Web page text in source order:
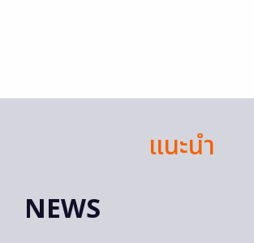
แนะนำ
NEWS